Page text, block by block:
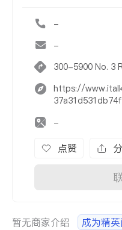
-
-
300-5900 No. 3
https://
-
点赞
暂无商家介绍 成为精